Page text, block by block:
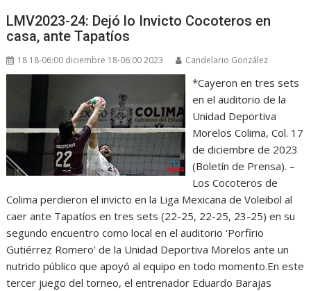
LMV2023-24: Dejó lo Invicto Cocoteros en
casa, ante Tapatíos
18 18-06:00 diciembre 18-06:00 2023 Candelario González
*Cayeron en tres sets
en el auditorio de la
Unidad Deportiva
Morelos Colima, Col. 17
de diciembre de 2023
(Boletín de Prensa). –
Los Cocoteros de
Colima perdieron el invicto en la Liga Mexicana de Voleibol al
caer ante Tapatíos en tres sets (22-25, 22-25, 23-25) en su
segundo encuentro como local en el auditorio ‘Porfirio
Gutiérrez Romero’ de la Unidad Deportiva Morelos ante un
nutrido público que apoyó al equipo en todo momento.En este
tercer juego del torneo, el entrenador Eduardo Barajas